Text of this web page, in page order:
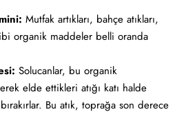
Mutfak artıkları, bahçe atıkları,
organik maddeler belli oranda
Solucanlar, bu organik
elde ettikleri atığı katı halde
Bu atık, toprağa son derece